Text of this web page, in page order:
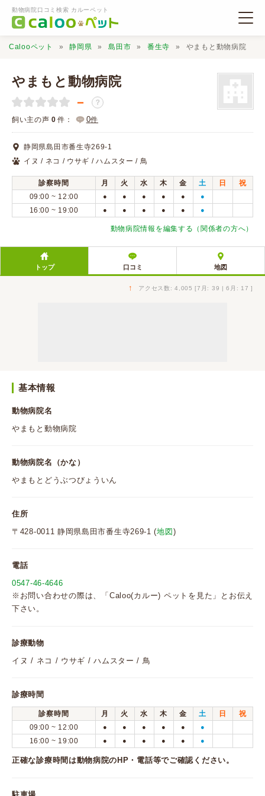
動物病院口コミ検索 カルーペット
動物病院検索
口コミ検索
Calooペットとは？
Calooペット 静岡県 島田市 番生寺 やまもと動物病院
やまもと動物病院
－ ？
飼い主の声 0 件： 0件
静岡県島田市番生寺269-1
イヌ / ネコ / ウサギ / ハムスター / 鳥
診察時間 月 火 水 木 金 土 日
祝
09:00 ~ 12:00
● ● ● ● ● ●
16:00 ~ 19:00 ● ● ● ● ● ●
動物病院情報を編集する（関係者の方へ）
トップ 口コミ 地図
↑ アクセス数: 4,005 [7月: 39 | 6月: 17 ]
基本情報
動物病院名
やまもと動物病院
動物病院名（かな）
やまもとどうぶつびょういん
住所
〒428-0011 静岡県島田市番生寺269-1 (地図 )
電話
0547-46-4646
※お問い合わせの際は、「Caloo(カルー) ペットを見た」とお伝え
下さい。
診療動物
イヌ / ネコ / ウサギ / ハムスター / 鳥
診療時間
診察時間 月 火 水 木 金 土 日
祝
09:00 ~ 12:00
● ● ● ● ● ●
16:00 ~ 19:00 ● ● ● ● ● ●
正確な診療時間は動物病院のHP・電話等でご確認ください。